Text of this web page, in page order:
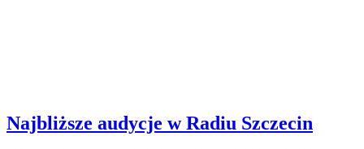
Najbliższe audycje w Radiu Szczecin